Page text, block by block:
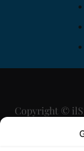
Copyright ©